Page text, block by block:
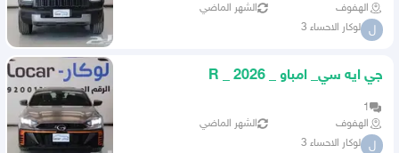
الهفوف
الشهر الماضي
ل لوكار الاحساء 3
جي ايه سي_ امباو _ R _ 2026
1
الهفوف
الشهر الماضي
ل لوكار الاحساء 3